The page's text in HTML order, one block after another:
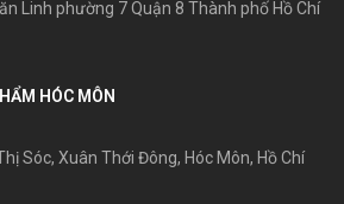
Linh phường 7 Quận 8 Thành phố Hồ Chí
HÓC MÔN
Sóc, Xuân Thới Đông, Hóc Môn, Hồ Chí